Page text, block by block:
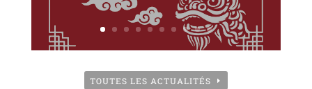
TOUTES LES ACTUALITÉS